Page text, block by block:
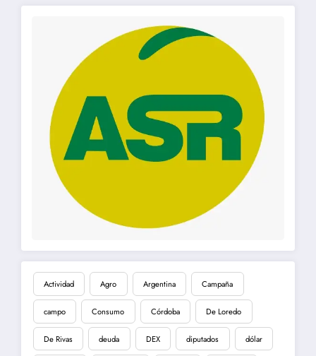
Actividad Agro Argentina Campaña
campo Consumo Córdoba De Loredo
De Rivas deuda DEX diputados dólar